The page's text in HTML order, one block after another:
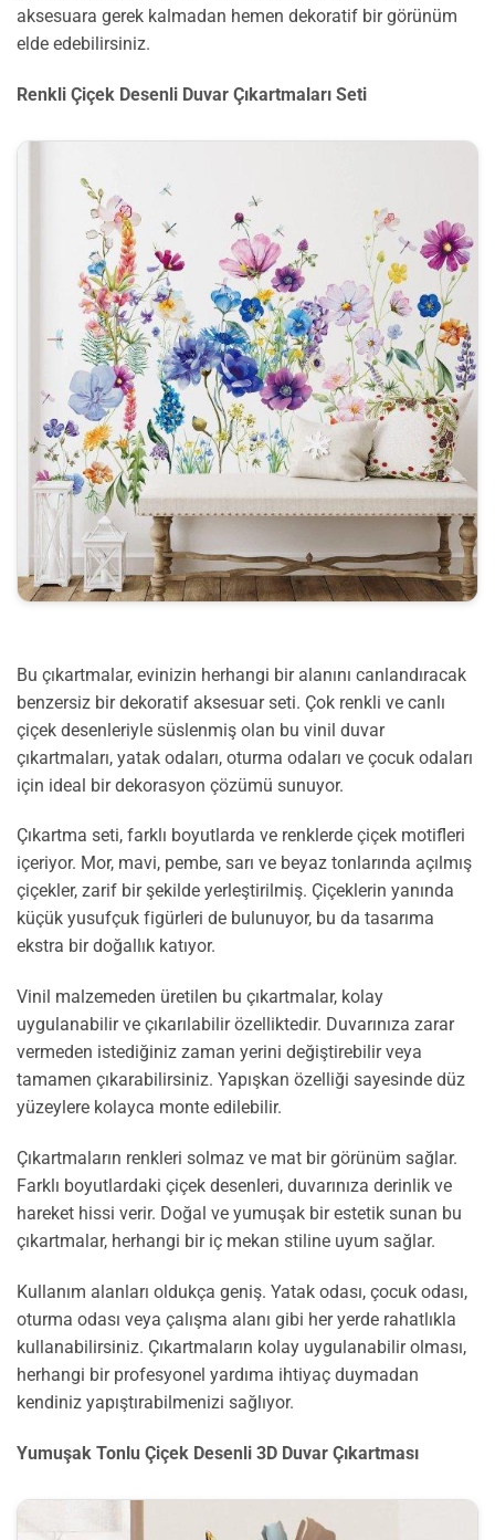
aksesuara gerek kalmadan hemen dekoratif bir görünüm
elde edebilirsiniz.
Renkli Çiçek Desenli Duvar Çıkartmaları Seti
Bu çıkartmalar, evinizin herhangi bir alanını canlandıracak
benzersiz bir dekoratif aksesuar seti. Çok renkli ve canlı
çiçek desenleriyle süslenmiş olan bu vinil duvar
çıkartmaları, yatak odaları, oturma odaları ve çocuk odaları
için ideal bir dekorasyon çözümü sunuyor.
Çıkartma seti, farklı boyutlarda ve renklerde çiçek motifleri
içeriyor. Mor, mavi, pembe, sarı ve beyaz tonlarında açılmış
çiçekler, zarif bir şekilde yerleştirilmiş. Çiçeklerin yanında
küçük yusufçuk figürleri de bulunuyor, bu da tasarıma
ekstra bir doğallık katıyor.
Vinil malzemeden üretilen bu çıkartmalar, kolay
uygulanabilir ve çıkarılabilir özelliktedir. Duvarınıza zarar
vermeden istediğiniz zaman yerini değiştirebilir veya
tamamen çıkarabilirsiniz. Yapışkan özelliği sayesinde düz
yüzeylere kolayca monte edilebilir.
Çıkartmaların renkleri solmaz ve mat bir görünüm sağlar.
Farklı boyutlardaki çiçek desenleri, duvarınıza derinlik ve
hareket hissi verir. Doğal ve yumuşak bir estetik sunan bu
çıkartmalar, herhangi bir iç mekan stiline uyum sağlar.
Kullanım alanları oldukça geniş. Yatak odası, çocuk odası,
oturma odası veya çalışma alanı gibi her yerde rahatlıkla
kullanabilirsiniz. Çıkartmaların kolay uygulanabilir olması,
herhangi bir profesyonel yardıma ihtiyaç duymadan
kendiniz yapıştırabilmenizi sağlıyor.
Yumuşak Tonlu Çiçek Desenli 3D Duvar Çıkartması